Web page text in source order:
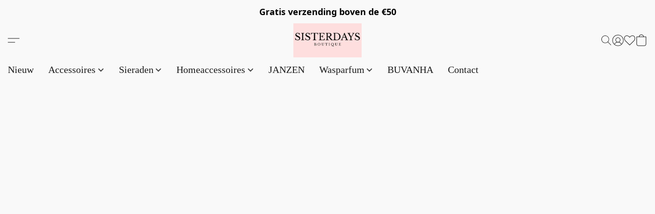
Gratis verzending boven de €50
Nieuw Accessoires Sieraden Homeaccessoires JANZEN Wasparfum BUVANHA Contact